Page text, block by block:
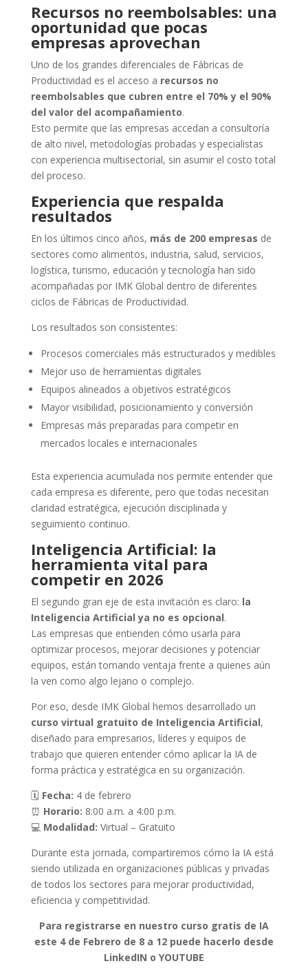
Recursos no reembolsables: una
oportunidad que pocas
empresas aprovechan
Uno de los grandes diferenciales de Fábricas de
Productividad es el acceso a recursos no
reembolsables que cubren entre el 70% y el 90%
del valor del acompañamiento.
Esto permite que las empresas accedan a consultoría
de alto nivel, metodologías probadas y especialistas
con experiencia multisectorial, sin asumir el costo total
del proceso.
Experiencia que respalda
resultados
En los últimos cinco años, más de 200 empresas de
sectores como alimentos, industria, salud, servicios,
logística, turismo, educación y tecnología han sido
acompañadas por IMK Global dentro de diferentes
ciclos de Fábricas de Productividad.
Los resultados son consistentes:
Procesos comerciales más estructurados y medibles
Mejor uso de herramientas digitales
Equipos alineados a objetivos estratégicos
Mayor visibilidad, posicionamiento y conversión
Empresas más preparadas para competir en
mercados locales e internacionales
Esta experiencia acumulada nos permite entender que
cada empresa es diferente, pero que todas necesitan
claridad estratégica, ejecución disciplinada y
seguimiento continuo.
Inteligencia Artificial: la
herramienta vital para
competir en 2026
El segundo gran eje de esta invitación es claro: la
Inteligencia Artificial ya no es opcional.
Las empresas que entienden cómo usarla para
optimizar procesos, mejorar decisiones y potenciar
equipos, están tomando ventaja frente a quienes aún
la ven como algo lejano o complejo.
Por eso, desde IMK Global hemos desarrollado un
curso virtual gratuito de Inteligencia Artificial,
diseñado para empresarios, líderes y equipos de
trabajo que quieren entender cómo aplicar la IA de
forma práctica y estratégica en su organización.
🗓 Fecha: 4 de febrero
⏰ Horario: 8:00 a.m. a 4:00 p.m.
💻 Modalidad: Virtual – Gratuito
Durante esta jornada, compartiremos cómo la IA está
siendo utilizada en organizaciones públicas y privadas
de todos los sectores para mejorar productividad,
eficiencia y competitividad.
Para registrarse en nuestro curso gratis de IA
este 4 de Febrero de 8 a 12 puede hacerlo desde
LinkedIN o YOUTUBE